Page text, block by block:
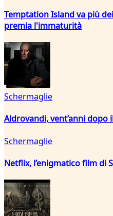
Temptation Island va più
premia l'immaturità
Schermaglie
Aldrovandi, vent’anni
Schermaglie
Netflix, l’enigmatico film di